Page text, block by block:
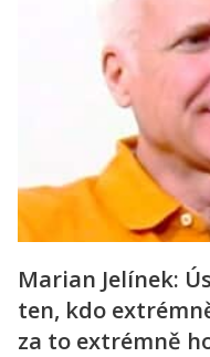
Marian Jelínek:
ten, kdo
za to extrémně